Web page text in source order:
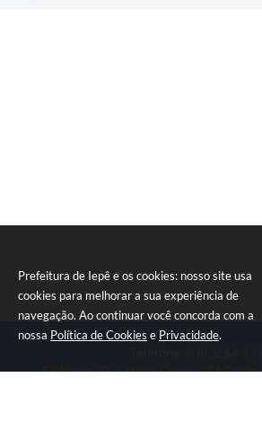
Prefeitura de Iepê e os cookies: nosso site usa
cookies para melhorar a sua experiência de
navegação. Ao continuar você concorda com a
nossa Política de Cookies e Privacidade.
Endereço: Rua Minas Gerais, 274